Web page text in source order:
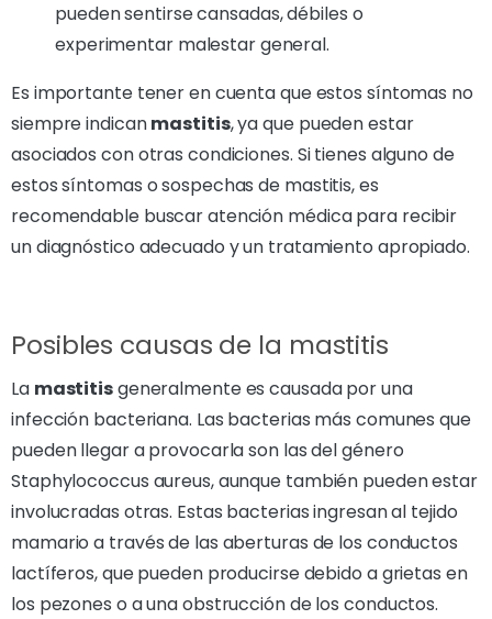
pueden sentirse cansadas, débiles o
experimentar malestar general.
Es importante tener en cuenta que estos síntomas no
siempre indicanmastitis, ya que pueden estar
asociados con otras condiciones. Si tienes alguno de
estos síntomas o sospechas de mastitis, es
recomendable buscar atención médica para recibir
un diagnóstico adecuado y un tratamiento apropiado.
Posibles causas de la mastitis
La mastitisgeneralmente es causada por una
infección bacteriana. Las bacterias más comunes que
pueden llegar a provocarla son las del género
Staphylococcus aureus, aunque también pueden estar
involucradas otras. Estas bacterias ingresan al tejido
mamario a través de las aberturas de los conductos
lactíferos, que pueden producirse debido a grietas en
los pezones o a una obstrucción de los conductos.